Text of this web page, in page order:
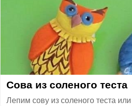
Сова из соленого теста
Лепим сову из соленого теста